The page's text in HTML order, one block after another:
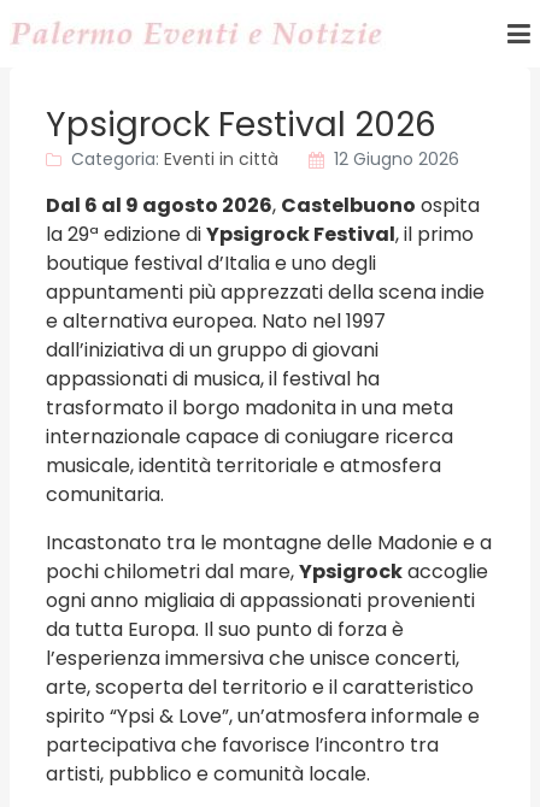
Ypsigrock Festival 2026
Categoria: Eventi in città 12 Giugno 2026
Dal 6 al 9 agosto 2026, Castelbuono ospita
la 29ª edizione diYpsigrock Festival, il primo
boutique festival d’Italia e uno degli
appuntamenti più apprezzati della scena indie
e alternativa europea. Nato nel 1997
dall’iniziativa di un gruppo di giovani
appassionati di musica, il festival ha
trasformato il borgo madonita in una meta
internazionale capace di coniugare ricerca
musicale, identità territoriale e atmosfera
comunitaria.
Incastonato tra le montagne delle Madonie e a
pochi chilometri dal mare,Ypsigrockaccoglie
ogni anno migliaia di appassionati provenienti
da tutta Europa. Il suo punto di forza è
l’esperienza immersiva che unisce concerti,
arte, scoperta del territorio e il caratteristico
spirito “Ypsi & Love”, un’atmosfera informale e
partecipativa che favorisce l’incontro tra
artisti, pubblico e comunità locale.